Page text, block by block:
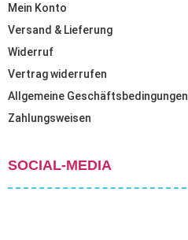
Mein Konto
Versand & Lieferung
Widerruf
Vertrag widerrufen
Allgemeine Geschäftsbedingungen
Zahlungsweisen
SOCIAL-MEDIA